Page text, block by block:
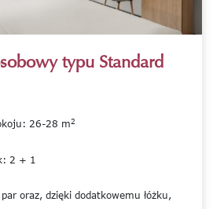
typu Standard
26-28 m2
2 + 1
oraz, dzięki dodatkowemu łóżku,